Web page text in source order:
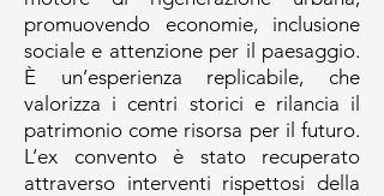
promuovendo economie, inclusione
sociale e attenzione per il paesaggio.
È un’esperienza replicabile, che
valorizza i centri storici e rilancia il
patrimonio come risorsa per il futuro.
L’ex convento è stato recuperato
attraverso interventi rispettosi della